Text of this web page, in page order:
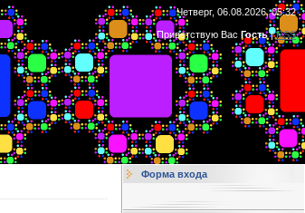
Четверг, 06.08.2026, 05:32
Приветствую Вас Гость|RSS
Форма входа